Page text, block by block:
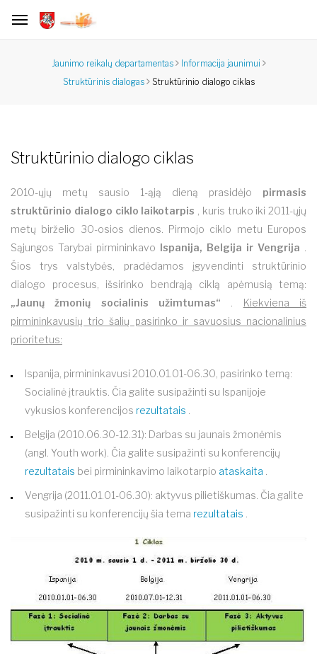
Jaunimo reikalų departamentas
Informacija jaunimui
Struktūrinis dialogas
Struktūrinio dialogo ciklas
Struktūrinio dialogo ciklas
2010-ųjų metų sausio 1-ąją dieną prasidėjo pirmasis
struktūrinio dialogo ciklo laikotarpis
, kuris truko iki 2011-ųjų
metų birželio 30-osios dienos. Pirmojo ciklo metu Europos
Sąjungos Tarybai pirmininkavo Ispanija, Belgija ir Vengrija
Šios trys valstybės, pradėdamos įgyvendinti struktūrinio
dialogo procesus, išsirinko bendrąją ciklą apėmusią temą:
„Jaunų žmonių socialinis užimtumas“
Kiekviena iš
pirmininkavusių trio šalių pasirinko ir savuosius nacionalinius
prioritetus:
Ispanija, pirmininkavusi 2010.01.01-06.30, pasirinko temą:
Socialinė įtrauktis. Čia galite susipažinti su Ispanijoje
vykusios konferencijos rezultatais
Belgija (2010.06.30-12.31): Darbas su jaunais žmonėmis
(angl. Youth work). Čia galite susipažinti su konferencijų
rezultatais bei pirmininkavimo laikotarpio ataskaita
Vengrija (2011.01.01-06.30): aktyvus pilietiškumas. Čia galite
susipažinti su konferencijų šia tema rezultatais